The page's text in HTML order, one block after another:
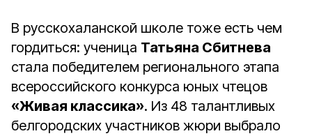
В русскохаланской школе тоже есть чем
гордиться: ученица Татьяна Сбитнева
стала победителем регионального этапа
всероссийского конкурса юных чтецов
«Живая классика». Из 48 талантливых
белгородских участников жюри выбрало